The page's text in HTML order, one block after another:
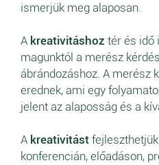
ismerjük meg alaposan.
A kreativitáshoz tér és idő
magunktól a merész
ábrándozáshoz. A merész
erednek, ami egy
jelent az alaposság és a
A kreativitást
konferencián, előadáson,